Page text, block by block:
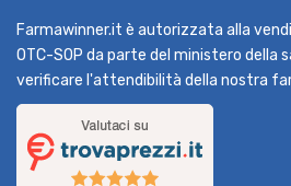
Farmawinner.it è autorizzata alla
OTC-SOP da parte del ministero della
verificare l'attendibilità della nostra